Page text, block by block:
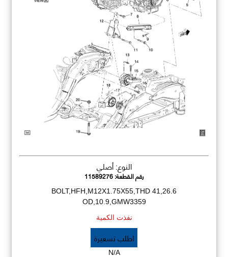
النوع: أصلي
رقم القطعة:11589276
BOLT,HFH,M12X1.75X55,THD 41,26.6
OD,10.9,GMW3359
نفذت الكمية
اطلب تسعيرة
N/A